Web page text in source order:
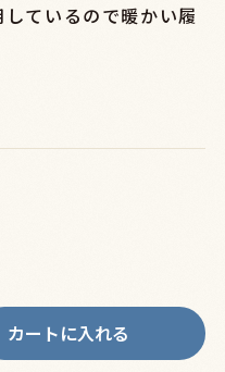
ているので暖かい履
カートに入れる